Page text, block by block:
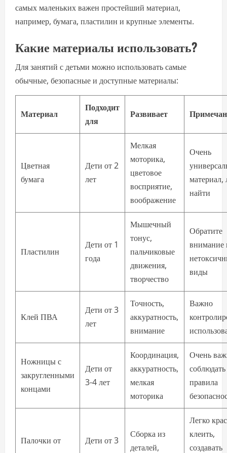
самых маленьких важен простейший материал,
например, бумага, пластилин и крупные элементы.
Какие материалы использовать?
Для занятий с детьми можно использовать самые
обычные, безопасные и доступные материалы:
Материал
Подходит
для
Развивает
Цветная
бумага
Дети от 2
лет
Мелкая
моторика,
цветовое
восприятие,
воображение
Очень
материал,
найти
Пластилин
Дети от 1
года
Мышечный
тонус,
пальчиковые
движения,
творчество
Обратите
внимание
виды
Клей ПВА
Дети от 3
лет
Точность,
аккуратность,
внимание
Важно
Ножницы с
закругленными
концами
Дети от
3-4 лет
Координация,
аккуратность,
мелкая
моторика
Очень
соблюдать
правила
Палочки от
Дети от 3
Сборка из
деталей,
Легко
клеить,
создавать